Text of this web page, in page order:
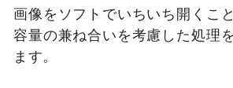
画像をソフトでいちいち開くこ
容量の兼ね合いを考慮した処理
ます。